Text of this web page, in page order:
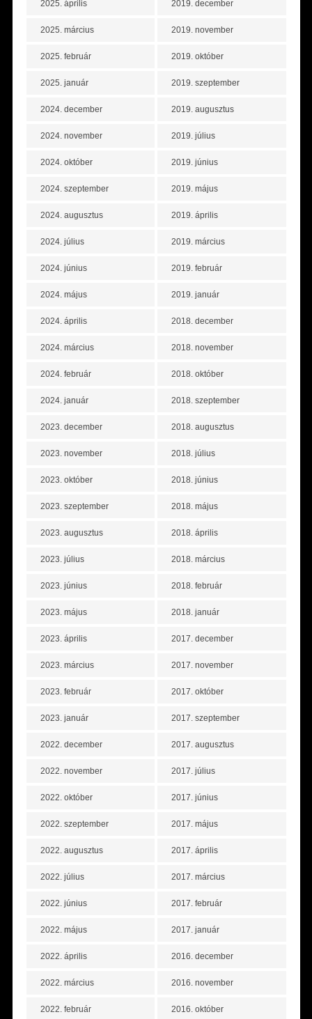
2025. április
2025. március
2025. február
2025. január
2024. december
2024. november
2024. október
2024. szeptember
2024. augusztus
2024. július
2024. június
2024. május
2024. április
2024. március
2024. február
2024. január
2023. december
2023. november
2023. október
2023. szeptember
2023. augusztus
2023. július
2023. június
2023. május
2023. április
2023. március
2023. február
2023. január
2022. december
2022. november
2022. október
2022. szeptember
2022. augusztus
2022. július
2022. június
2022. május
2022. április
2022. március
2022. február
2019. december
2019. november
2019. október
2019. szeptember
2019. augusztus
2019. július
2019. június
2019. május
2019. április
2019. március
2019. február
2019. január
2018. december
2018. november
2018. október
2018. szeptember
2018. augusztus
2018. július
2018. június
2018. május
2018. április
2018. március
2018. február
2018. január
2017. december
2017. november
2017. október
2017. szeptember
2017. augusztus
2017. július
2017. június
2017. május
2017. április
2017. március
2017. február
2017. január
2016. december
2016. november
2016. október